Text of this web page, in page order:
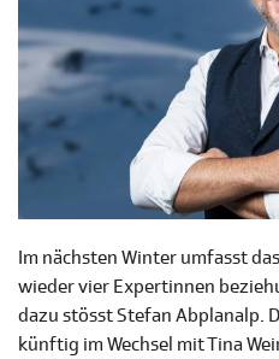
Im nächsten Winter umfasst
wieder vier Expertinnen
dazu stösst Stefan Abplanalp.
künftig im Wechsel mit Tina